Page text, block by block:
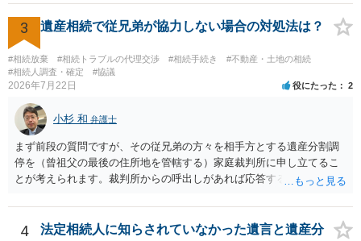
方の訴訟の主張及び立証次第ですが、 ・御祖母様の認知能力に関する
医師の意見書、筆跡鑑定 が提出されればその効力が否定される可能性
はありますが、 ・伯母様自身が分割協議に加わっていること ・御祖母
様の意に反する遺産分割協議を行う実益が誰にあったかの立証が困難
であること からすると、実際に遺産分割協議の効力が否定される可能
性はそれほど高くない（立証のハードルは非常に高い）ということが
言えると思います。
3 遺産相続で従兄弟が協力しない場合の対処法は？
#相続放棄 #相続トラブルの代理交渉 #相続手続き
#不動産・土地の相続
#相続人調査・確定
#協議
2026年7月22日 役にたった 2
小杉 和 弁護士
まず前段の質問ですが、その従兄弟の方々を相手方とする遺産分割調
停を（曾祖父の最後の住所地を管轄する）家庭裁判所に申し立てるこ
とが考えられます。裁判所からの呼出しがあれば応答する可能性がま
能と思われます。時間が思った以上にないので必要書類をてきぱきと
揃える必要があります。その点是非御注意ください。
4
法定相続人に知らされていなかった遺言と遺産分